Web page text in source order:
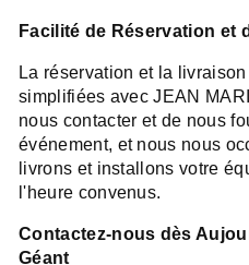
Facilité de Réservation et
La réservation et la
simplifiées avec JEAN
nous contacter et de nous
événement, et nous nous
livrons et installons votre
l'heure convenus.
Contactez-nous dès
Géant